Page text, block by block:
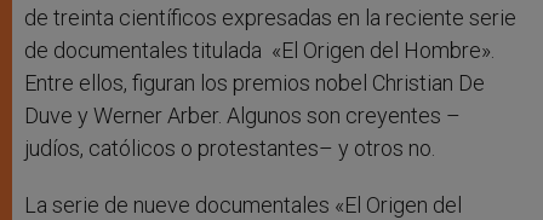
de treinta científicos expresadas en la reciente serie
de documentales titulada «El Origen del Hombre».
Entre ellos, figuran los premios nobel Christian De
Duve y Werner Arber. Algunos son creyentes –
judíos, católicos o protestantes– y otros no.
La serie de nueve documentales «El Origen del